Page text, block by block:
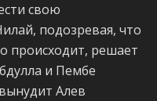
свою
подозревая, что
происходит, решает
и Пембе
Алев